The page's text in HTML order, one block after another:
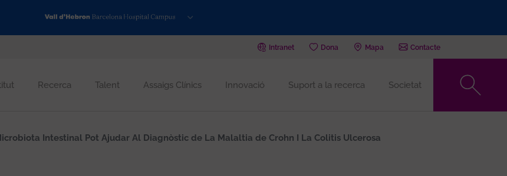
Intranet Dona Mapa Contacte
Recerca Talent Assaigs Clínics Innovació Suport a la recerca Societat
Intestinal Pot Ajudar Al Diagnòstic de La Malaltia de Crohn I La Colitis Ulcerosa